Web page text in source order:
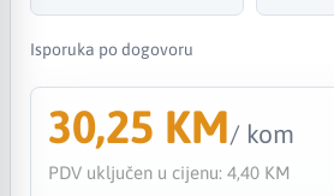
Isporuka po dogovoru
30,25 KM/ kom
PDV uključen u cijenu: 4,40 KM